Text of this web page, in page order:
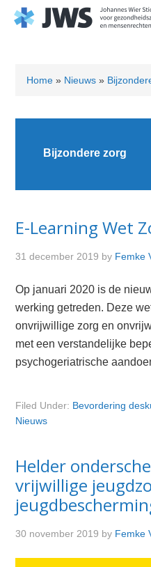
primary
content
primary
footer
Home » Nieuws »
Bijzondere zorg
E-Learning Wet
31 december 2019 by Femke
Op januari 2020 is de
werking getreden. Deze
onvrijwillige zorg en
met een verstandelijke
psychogeriatrische
Filed Under: Bevordering
Nieuws
Helder
vrijwillige
30 november 2019 by Femke